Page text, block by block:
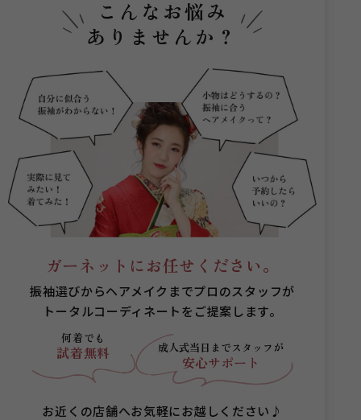
こんなお悩み
ありませんか？
ガーネットにお任せください。
振袖選びからヘアメイクまでプロのスタッフが
トータルコーディネートをご提案します。
何着でも
試着無料 成人式当日まで スタッフが
安心サポート
お近くの店舗へお気軽にお越しください♪